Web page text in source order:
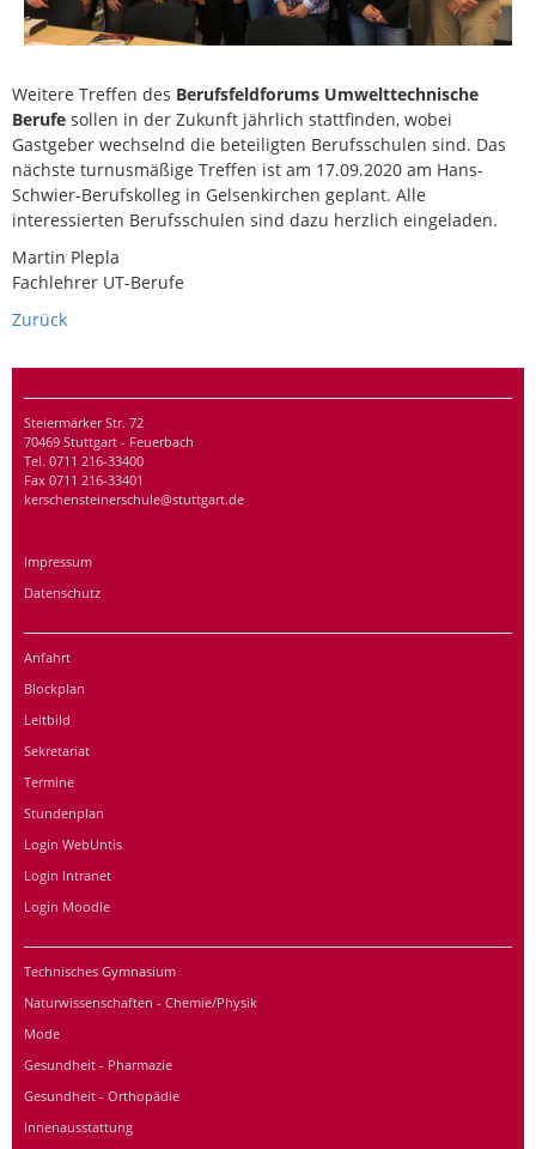
Weitere Treffen des Berufsfeldforums Umwelttechnische
Berufe sollen in der Zukunft jährlich stattfinden, wobei
Gastgeber wechselnd die beteiligten Berufsschulen sind. Das
nächste turnusmäßige Treffen ist am 17.09.2020 am Hans-
Schwier-Berufskolleg in Gelsenkirchen geplant. Alle
interessierten Berufsschulen sind dazu herzlich eingeladen.
Martin Plepla
Fachlehrer UT-Berufe
Zurück
Steiermärker Str. 72
70469 Stuttgart - Feuerbach
Tel. 0711 216-33400
Fax 0711 216-33401
kerschensteinerschule@stuttgart.de
Impressum
Datenschutz
Anfahrt
Blockplan
Leitbild
Sekretariat
Termine
Stundenplan
Login WebUntis
Login Intranet
Login Moodle
Technisches Gymnasium
Naturwissenschaften - Chemie/Physik
Mode
Gesundheit - Pharmazie
Gesundheit - Orthopädie
Innenausstattung